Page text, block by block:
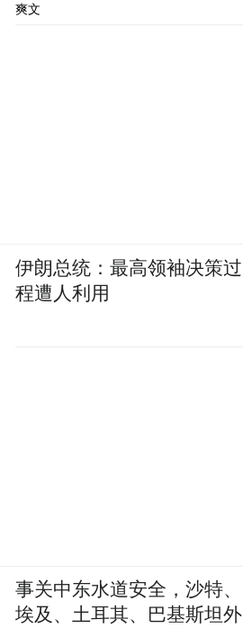
爽文
伊朗总统：最高领袖决策过
程遭人利用
事关中东水道安全，沙特、
埃及、土耳其、巴基斯坦外